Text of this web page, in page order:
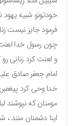
خودتونو شبیه یهود
فرمود جایز نیست
چون رسول خدا لعنت
و لعنت کرد زنانی رو
امام جعفر صادق
خدا وحی کرد پیغمبری
مومنان که نپوشند
اینا دشمنان منند ،